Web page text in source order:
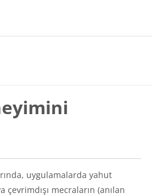
uygulamalarda yahut
mecraların (anılan